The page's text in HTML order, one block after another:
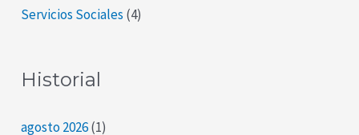
Servicios Sociales (4)
Historial
agosto 2026(1)